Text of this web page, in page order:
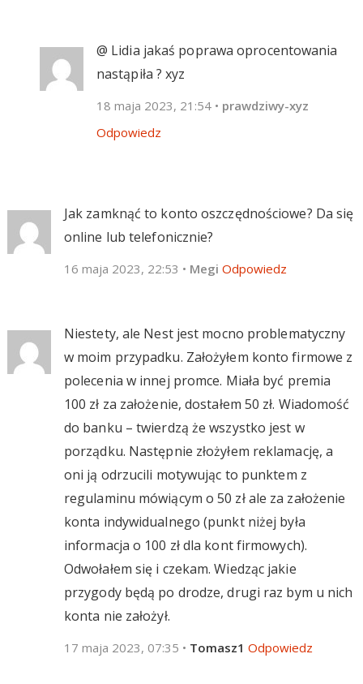
@ Lidia jakaś poprawa oprocentowania
nastąpiła ? xyz
18 maja 2023, 21:54 • prawdziwy-xyz
Odpowiedz
Jak zamknąć to konto oszczędnościowe? Da się
online lub telefonicznie?
16 maja 2023, 22:53 • Megi Odpowiedz
Niestety, ale Nest jest mocno problematyczny
w moim przypadku. Założyłem konto firmowe z
polecenia w innej promce. Miała być premia
100 zł za założenie, dostałem 50 zł. Wiadomość
do banku – twierdzą że wszystko jest w
porządku. Następnie złożyłem reklamację, a
oni ją odrzucili motywując to punktem z
regulaminu mówiącym o 50 zł ale za założenie
konta indywidualnego (punkt niżej była
informacja o 100 zł dla kont firmowych).
Odwołałem się i czekam. Wiedząc jakie
przygody będą po drodze, drugi raz bym u nich
konta nie założył.
17 maja 2023, 07:35 • Tomasz1 Odpowiedz